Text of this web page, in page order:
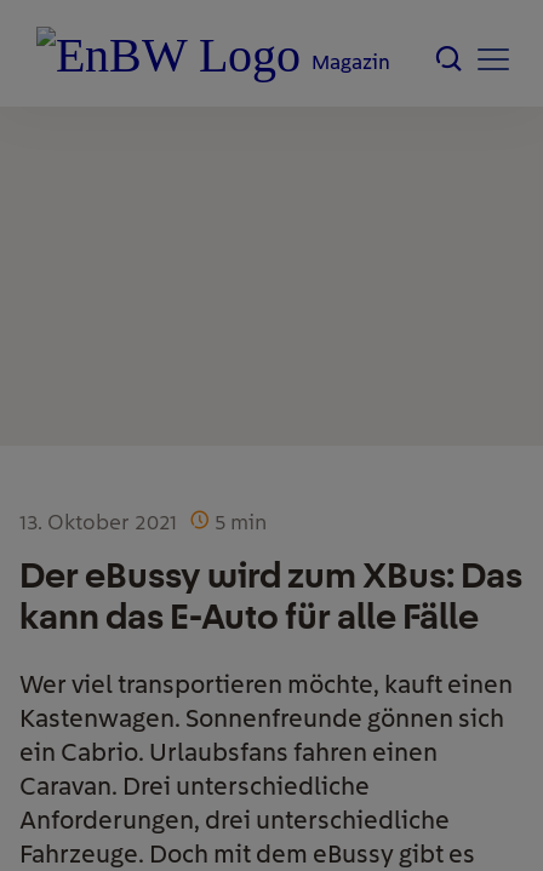
Magazin
13. Oktober 2021 5 min
Der eBussy wird zum XBus: Das
kann das E-Auto für alle Fälle
Wer viel transportieren möchte, kauft einen
Kastenwagen. Sonnenfreunde gönnen sich
ein Cabrio. Urlaubsfans fahren einen
Caravan. Drei unterschiedliche
Anforderungen, drei unterschiedliche
Fahrzeuge. Doch mit dem eBussy gibt es